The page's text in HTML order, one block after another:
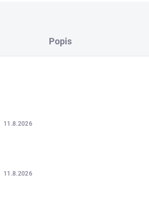
Popis
11.8.2026
11.8.2026